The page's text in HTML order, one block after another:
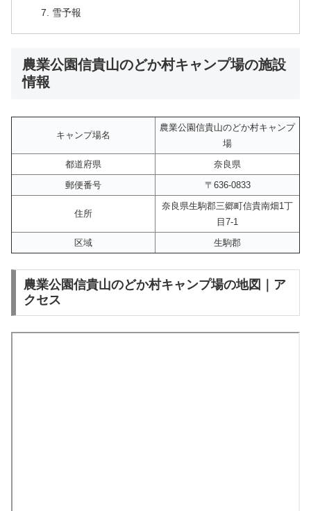
雪予報
農業公園信貴山のどか村キャンプ場の施設
情報
キャンプ場名
農業公園信貴山のどか村キャンプ
場
都道府県
奈良県
郵便番号
〒636-0833
住所
奈良県生駒郡三郷町信貴南畑1丁
目7-1
区域
生駒郡
農業公園信貴山のどか村キャンプ場の地図｜ア
クセス